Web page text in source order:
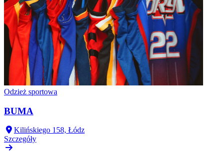
Odzież sportowa
BUMA
Kilińskiego 158, Łódz
Szczegóły